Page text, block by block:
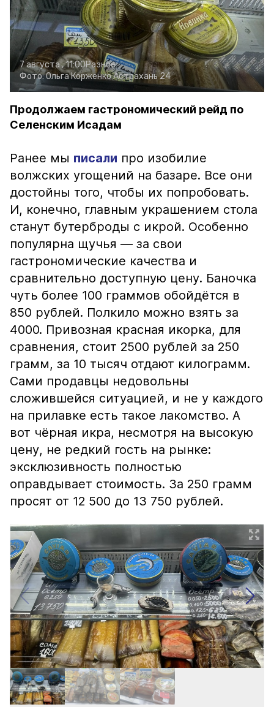
7 августа , 11:00Разное
Фото:Ольга КорженкоАстрахань 24
Продолжаем гастрономический рейд по
Селенским Исадам
Ранее мы писали про изобилие
волжских угощений на базаре. Все они
достойны того, чтобы их попробовать.
И, конечно, главным украшением стола
станут бутерброды с икрой. Особенно
популярна щучья — за свои
гастрономические качества и
сравнительно доступную цену. Баночка
чуть более 100 граммов обойдётся в
850 рублей. Полкило можно взять за
4000. Привозная красная икорка, для
сравнения, стоит 2500 рублей за 250
грамм, за 10 тысяч отдают килограмм.
Сами продавцы недовольны
сложившейся ситуацией, и не у каждого
на прилавке есть такое лакомство. А
вот чёрная икра, несмотря на высокую
цену, не редкий гость на рынке:
эксклюзивность полностью
оправдывает стоимость. За 250 грамм
просят от 12 500 до 13 750 рублей.